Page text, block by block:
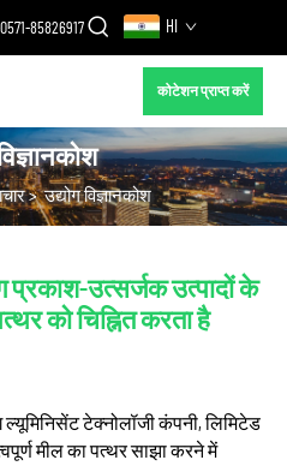
85826917 HI
कोटेशन प्राप्त करें
>उद्योग विज्ञानकोश
उत्सर्जक उत्पादों के
को चिह्नित करता है
टेक्नोलॉजी कंपनी, लिमिटेड
मील का पत्थर साझा करने में